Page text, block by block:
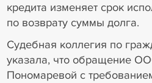
кредита изменяет срок
по возврату суммы долга.
Судебная коллегия по
указала, что обращение
Пономаревой с